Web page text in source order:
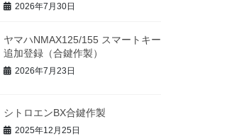
2026年7月30日
ヤマハNMAX125/155 スマートキー
追加登録（合鍵作製）
2026年7月23日
シトロエンBX合鍵作製
2025年12月25日